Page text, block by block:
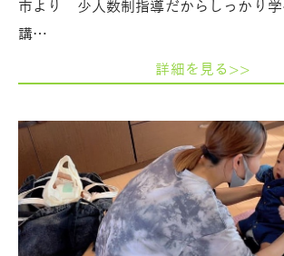
市より 少人数制指導だからしっかり
講…
詳細を見る>>